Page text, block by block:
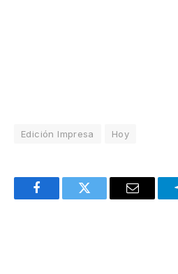
Edición Impresa Hoy
FacebookTwitter Email